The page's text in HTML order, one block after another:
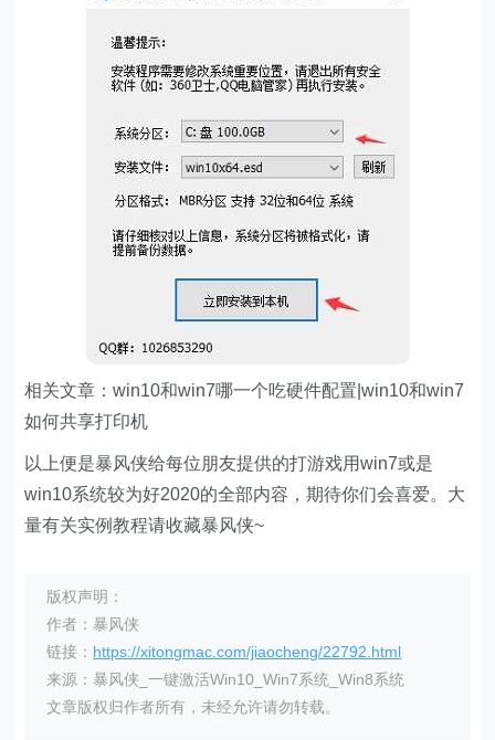
相关文章：win10和win7哪一个吃硬件配置|win10和win7
如何共享打印机
以上便是暴风侠给每位朋友提供的打游戏用win7或是
win10系统较为好2020的全部内容，期待你们会喜爱。大
量有关实例教程请收藏暴风侠~
版权声明：
作者：暴风侠
链接： https://xitongmac.com/jiaocheng/22792.html
来源：暴风侠_一键激活Win10_Win7系统_Win8系统
文章版权归作者所有，未经允许请勿转载。